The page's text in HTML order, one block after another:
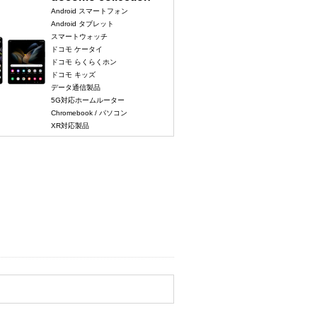
Android スマートフォン
Android タブレット
スマートウォッチ
ドコモ ケータイ
ドコモ らくらくホン
ドコモ キッズ
データ通信製品
5G対応ホームルーター
Chromebook / パソコン
XR対応製品